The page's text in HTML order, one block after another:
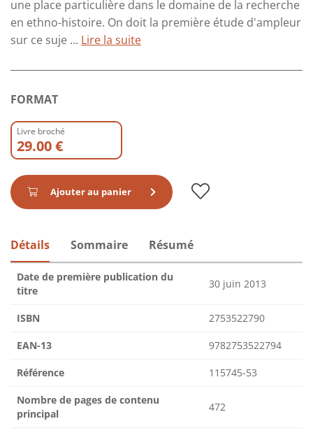
une place particulière dans le domaine de la recherche
en ethno-histoire. On doit la première étude d'ampleur
sur ce suje ... Lire la suite
FORMAT
Livre broché
29.00 €
Ajouter au panier
Détails Sommaire Résumé
Date de première publication du
titre
30 juin 2013
ISBN 2753522790
EAN-13 9782753522794
Référence 115745-53
Nombre de pages de contenu
principal
472